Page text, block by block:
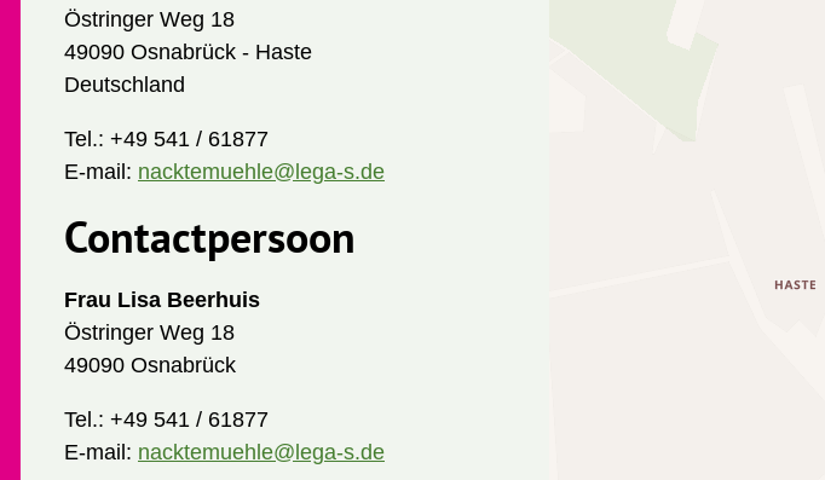
Östringer Weg 18
49090 Osnabrück - Haste
Deutschland
Tel.: +49 541 / 61877
E-mail: nacktemuehle@lega-s.de
Contactpersoon
Frau Lisa Beerhuis
Östringer Weg 18
49090 Osnabrück
Tel.: +49 541 / 61877
E-mail: nacktemuehle@lega-s.de